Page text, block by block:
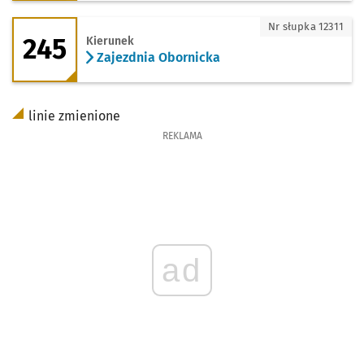
245 - kierunek Zajezdnia Obornicka
245 Kierunek
Zajezdnia Obornicka
Nr słupka 12311
linie zmienione
REKLAMA
ad